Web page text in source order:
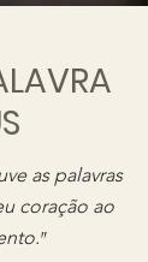
as palavras
coração ao
"